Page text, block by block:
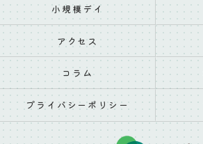
小規模デイ
アクセス
コラム
プライバシーポリシー